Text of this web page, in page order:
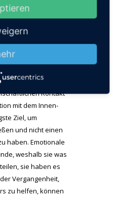
Anteile als
erscheint mir
Ein Ziel für
ist, einen
Kontakt
mit dem Innen-
Ziel, um
und nicht einen
haben. Emotionale
weshalb sie was
sie haben es
Vergangenheit,
zu helfen, können